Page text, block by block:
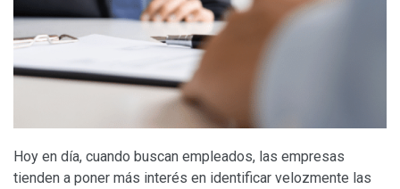
Hoy en día, cuando buscan empleados, las empresas
tienden a poner más interés en identificar velozmente las